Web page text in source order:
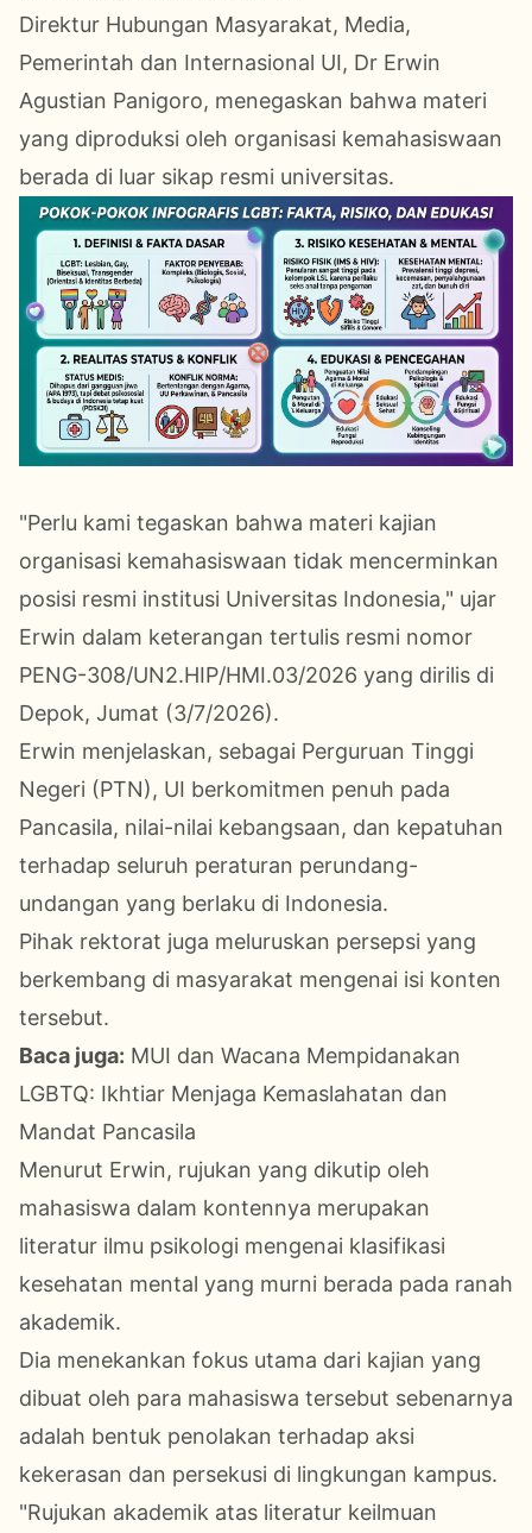
Direktur Hubungan Masyarakat, Media,
Pemerintah dan Internasional UI, Dr Erwin
Agustian Panigoro, menegaskan bahwa materi
yang diproduksi oleh organisasi kemahasiswaan
berada di luar sikap resmi universitas.
"Perlu kami tegaskan bahwa materi kajian
organisasi kemahasiswaan tidak mencerminkan
posisi resmi institusi Universitas Indonesia," ujar
Erwin dalam keterangan tertulis resmi nomor
PENG-308/UN2.HIP/HMI.03/2026 yang dirilis di
Depok, Jumat (3/7/2026).
Erwin menjelaskan, sebagai Perguruan Tinggi
Negeri (PTN), UI berkomitmen penuh pada
Pancasila, nilai-nilai kebangsaan, dan kepatuhan
terhadap seluruh peraturan perundang-
undangan yang berlaku di Indonesia.
Pihak rektorat juga meluruskan persepsi yang
berkembang di masyarakat mengenai isi konten
tersebut.
Baca juga: MUI dan Wacana Mempidanakan
LGBTQ: Ikhtiar Menjaga Kemaslahatan dan
Mandat Pancasila
Menurut Erwin, rujukan yang dikutip oleh
mahasiswa dalam kontennya merupakan
literatur ilmu psikologi mengenai klasifikasi
kesehatan mental yang murni berada pada ranah
akademik.
Dia menekankan fokus utama dari kajian yang
dibuat oleh para mahasiswa tersebut sebenarnya
adalah bentuk penolakan terhadap aksi
kekerasan dan persekusi di lingkungan kampus.
"Rujukan akademik atas literatur keilmuan